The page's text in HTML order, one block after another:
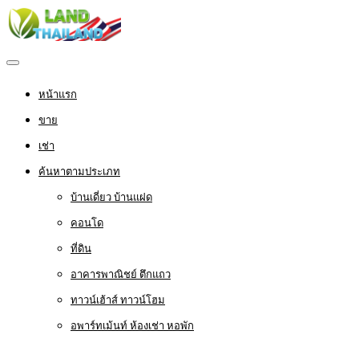
หน้าแรก
ขาย
เช่า
ค้นหาตามประเภท
บ้านเดี่ยว บ้านแฝด
คอนโด
ที่ดิน
อาคารพาณิชย์ ตึกแถว
ทาวน์เฮ้าส์ ทาวน์โฮม
อพาร์ทเม้นท์ ห้องเช่า หอพัก